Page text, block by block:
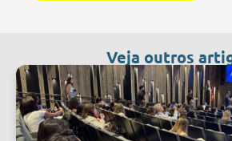
Veja outros